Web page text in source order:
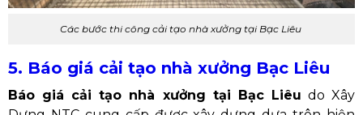
Các bước thi công cải tạo nhà xưởng tại Bạc Liêu
5. Báo giá cải tạo nhà xưởng Bạc Liêu
Báo giá cải tạo nhà xưởng tại Bạc Liêu do Xây